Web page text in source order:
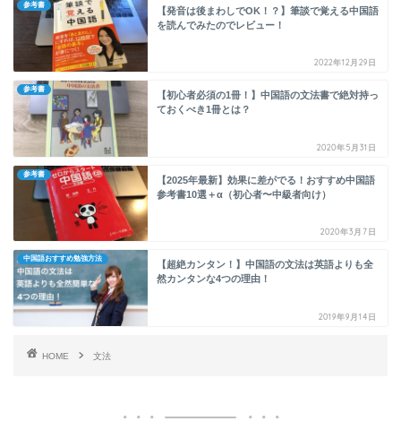
参考書
【発音は後まわしでOK！？】筆談で覚える中国語
を読んでみたのでレビュー！
2022年12月29日
参考書
【初心者必須の1冊！】中国語の文法書で絶対持っ
ておくべき1冊とは？
2020年5月31日
参考書
【2025年最新】効果に差がでる！おすすめ中国語
参考書10選＋α（初心者〜中級者向け）
2020年3月7日
中国語おすすめ勉強方法
【超絶カンタン！】中国語の文法は英語よりも全
然カンタンな4つの理由！
2019年9月14日
HOME 文法